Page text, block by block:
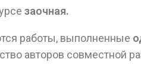
заочная.
работы, выполненные
авторов совместной